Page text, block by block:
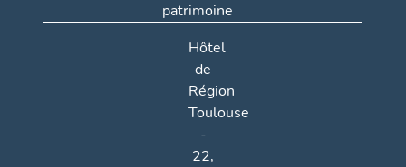
patrimoine
Hôtel
de
Région
Toulouse
-
22,